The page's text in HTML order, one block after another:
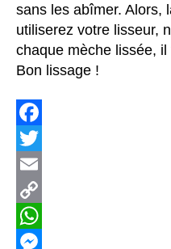
sans les abîmer. Alors,
utiliserez votre lisseur,
chaque mèche lissée,
Bon lissage !
F
a
c
e
b
T
w
E
m
a
C
o
W